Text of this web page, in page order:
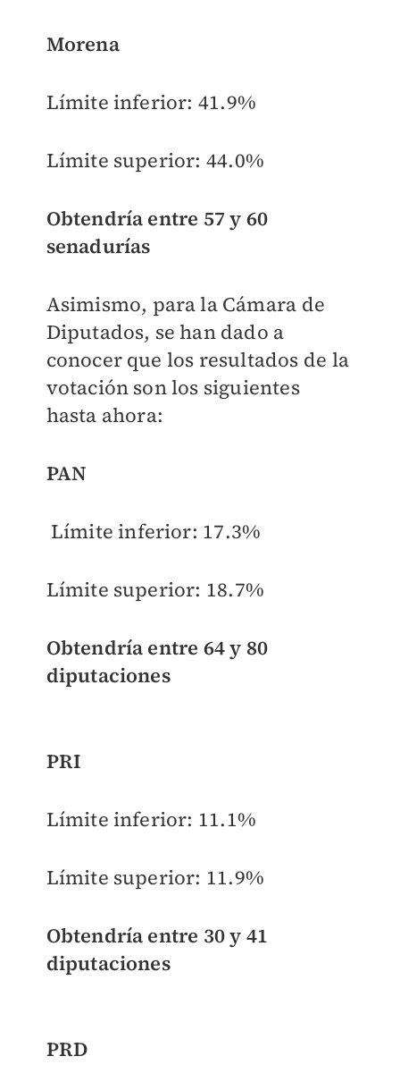
Morena
Límite inferior: 41.9%
Límite superior: 44.0%
Obtendría entre 57 y 60
senadurías
Asimismo, para la Cámara de
Diputados, se han dado a
conocer que los resultados de la
votación son los siguientes
hasta ahora:
PAN
Límite inferior: 17.3%
Límite superior: 18.7%
Obtendría entre 64 y 80
diputaciones
PRI
Límite inferior: 11.1%
Límite superior: 11.9%
Obtendría entre 30 y 41
diputaciones
PRD